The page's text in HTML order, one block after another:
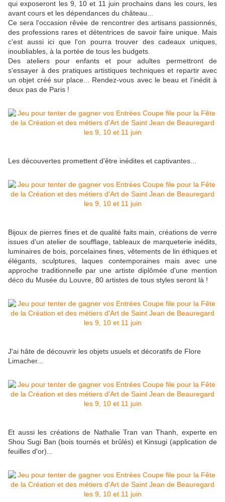
qui exposeront les 9, 10 et 11 juin prochains dans les cours, les
avant cours et les dépendances du château...
Ce sera l'occasion rêvée de rencontrer des artisans passionnés,
des professions rares et détentrices de savoir faire unique. Mais
c'est aussi ici que l'on pourra trouver des cadeaux uniques,
inoubliables, à la portée de tous les budgets.
Des ateliers pour enfants et pour adultes permettront de
s'essayer à des pratiques artistiques techniques et repartir avec
un objet créé sur place... Rendez-vous avec le beau et l’inédit à
deux pas de Paris !
Les découvertes promettent d'être inédites et captivantes...
Bijoux de pierres fines et de qualité faits main, créations de verre
issues d'un atelier de soufflage, tableaux de marqueterie inédits,
luminaires de bois, porcelaines fines, vêtements de lin éthiques et
élégants, sculptures, laques contemporaines mais avec une
approche traditionnelle par une artiste diplômée d'une mention
déco du Musée du Louvre, 80 artistes de tous styles seront là !
J'ai hâte de découvrir les objets usuels et décoratifs de Flore
Limacher...
Et aussi les créations de Nathalie Tran van Thanh, experte en
Shou Sugi Ban (bois tournés et brûlés) et Kinsugi (application de
feuilles d'or)...